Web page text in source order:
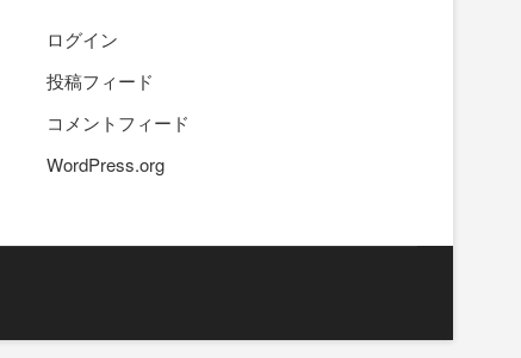
ログイン
投稿フィード
コメントフィード
WordPress.org